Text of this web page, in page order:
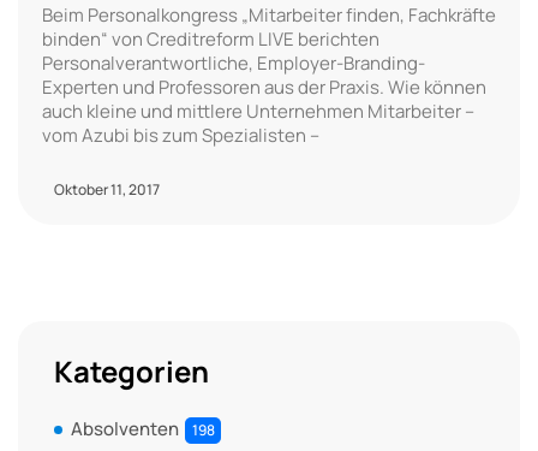
Beim Personalkongress „Mitarbeiter finden, Fachkräfte
binden“ von Creditreform LIVE berichten
Personalverantwortliche, Employer-Branding-
Experten und Professoren aus der Praxis. Wie können
auch kleine und mittlere Unternehmen Mitarbeiter –
vom Azubi bis zum Spezialisten –
Oktober 11, 2017
Kategorien
Absolventen 198